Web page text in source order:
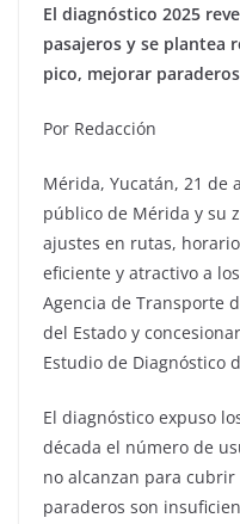
El diagnóstico 2025
pasajeros y se plantea
pico, mejorar
Por Redacción
Mérida, Yucatán, 21 de
público de Mérida y su
ajustes en rutas,
eficiente y atractivo a
Agencia de Transporte
del Estado y
Estudio de Diagnóstico
El diagnóstico expuso
década el número de
no alcanzan para cubrir
paraderos son